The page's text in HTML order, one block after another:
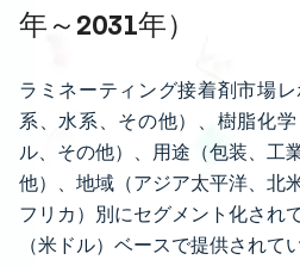
年～2031年）
ラミネーティング接着剤市場
系、水系、その他）、樹脂化
ル、その他）、用途（包装、工
他）、地域（アジア太平洋、北
フリカ）別にセグメント化され
（米ドル）ベースで提供されて